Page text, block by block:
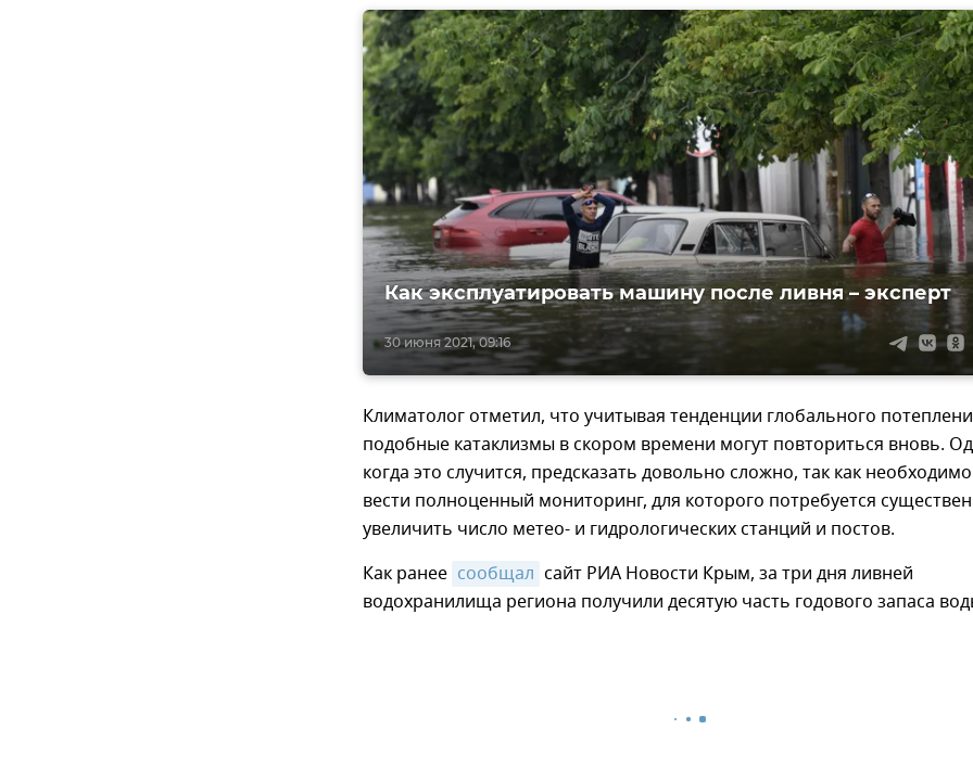
30 июня 2021, 09:16
Как эксплуатировать машину после ливня – эксперт
Климатолог отметил, что учитывая тенденции глобального
подобные катаклизмы в скором времени могут повториться вновь.
когда это случится, предсказать довольно сложно, так как необходимо
вести полноценный мониторинг, для которого потребуется
увеличить число метео- и гидрологических станций и постов.
Как ранее сообщал сайт РИА Новости Крым, за три дня ливней
водохранилища региона получили десятую часть годового запаса